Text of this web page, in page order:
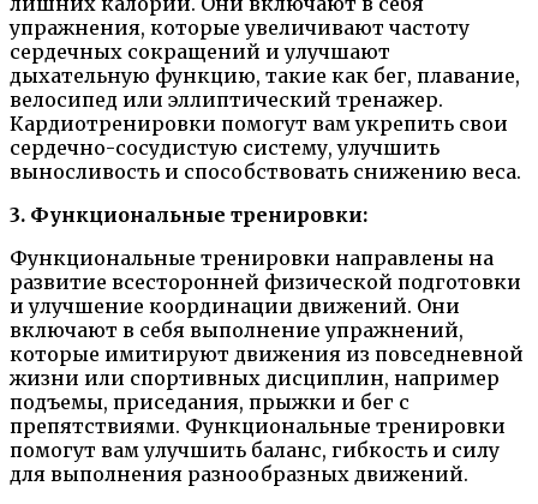
упражнения, которые увеличивают частоту
сердечных сокращений и улучшают
дыхательную функцию, такие как бег, плавание,
велосипед или эллиптический тренажер.
Кардиотренировки помогут вам укрепить свои
сердечно-сосудистую систему, улучшить
выносливость и способствовать снижению веса.
3. Функциональные тренировки:
Функциональные тренировки направлены на
развитие всесторонней физической подготовки
и улучшение координации движений. Они
включают в себя выполнение упражнений,
которые имитируют движения из повседневной
жизни или спортивных дисциплин, например
подъемы, приседания, прыжки и бег с
препятствиями. Функциональные тренировки
помогут вам улучшить баланс, гибкость и силу
для выполнения разнообразных движений.